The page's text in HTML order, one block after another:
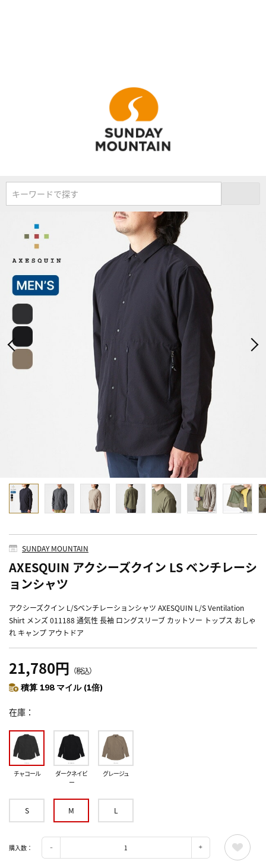
キーワードで探す
SUNDAY MOUNTAIN
AXESQUIN アクシーズクイン LS ベンチレーシ
ョンシャツ
アクシーズクイン L/Sベンチレーションシャツ AXESQUIN L/S Ventilation
Shirt メンズ 011188 通気性 長袖 ロングスリーブ カットソー トップス おしゃ
れ キャンプ アウトドア
21,780円 （税込）
積算 198 マイル (1倍)
在庫
チャコール
ダークネイビ
ー
グレージュ
S M L
購入数：